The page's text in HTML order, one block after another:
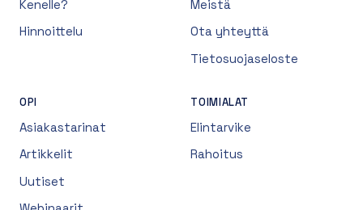
Kenelle?
Hinnoittelu
Meistä
Ota yhteyttä
Tietosuojaseloste
OPI
Asiakastarinat
Artikkelit
Uutiset
TOIMIALAT
Elintarvike
Rahoitus